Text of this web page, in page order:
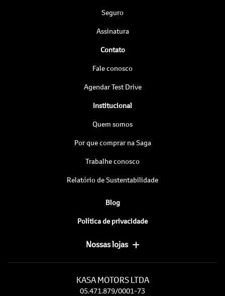
Seguro
Assinatura
Contato
Fale conosco
Agendar Test Drive
Institucional
Quem somos
Por que comprar na Saga
Trabalhe conosco
Relatório de Sustentabilidade
Blog
Política de privacidade
Nossas lojas
KASA MOTORS LTDA
05.471.879/0001-73